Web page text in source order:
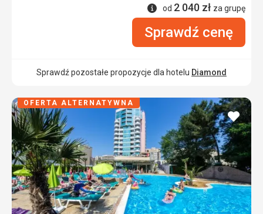
Informacje
od 2 040 zł za grupę
Sprawdź cenę
Sprawdź pozostałe propozycje dla hotelu Diamond
dodaj
do
OFERTA ALTERNATYWNA